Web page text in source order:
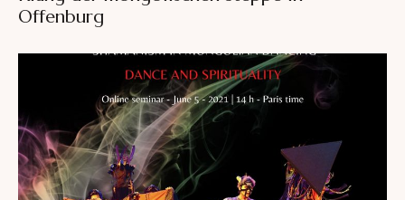
Offenburg